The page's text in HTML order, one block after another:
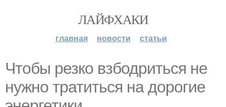
ЛАЙФХАКИ
главная новости статьи
Чтобы резко взбодриться не
нужно тратиться на дорогие